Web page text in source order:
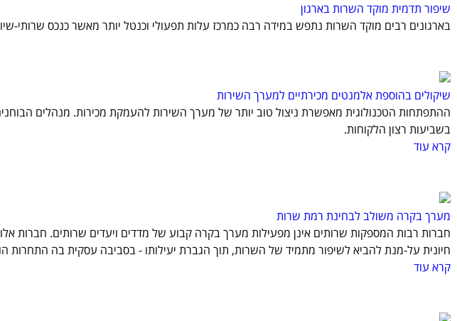
שיפור תדמית מוקד השרות בארגון
בארגונים רבים מוקד השרות נתפש במידה רבה כמרכז עלות תפעולי וכנטל יותר מאשר כנכס שרותי-
שיקולים בהוספת אלמנטים מכירתיים למערך השירות
ההתפתחות הטכנולוגית מאפשרת ניצול טוב יותר של מערך השירות להעמקת מכירות. מנהלים
בשביעות רצון הלקוחות.
קרא עוד
מערך בקרה משולב לבחינת רמת שרות
חברות רבות המספקות שרותים אינן מפעילות מערך בקרה קבוע של מדדים ויעדים שרותים.
חיונית על-מנת להביא לשיפור מתמיד של השרות, תוך הגברת יעילותו - בסביבה עסקית בה התחרות
קרא עוד